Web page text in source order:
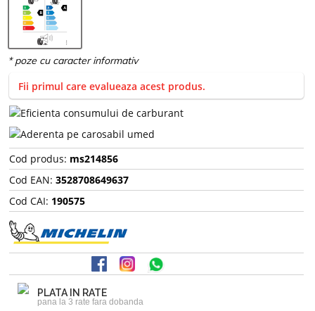
Fii primul care evalueaza acest produs.
Cod produs: ms214856
Cod EAN: 3528708649637
Cod CAI: 190575
PLATA IN RATE
pana la 3 rate fara dobanda